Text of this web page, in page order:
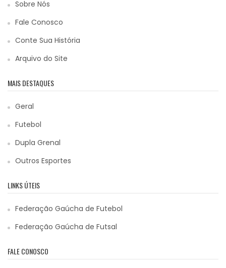
Sobre Nós
Fale Conosco
Conte Sua História
Arquivo do Site
MAIS DESTAQUES
Geral
Futebol
Dupla Grenal
Outros Esportes
LINKS ÚTEIS
Federação Gaúcha de Futebol
Federação Gaúcha de Futsal
FALE CONOSCO